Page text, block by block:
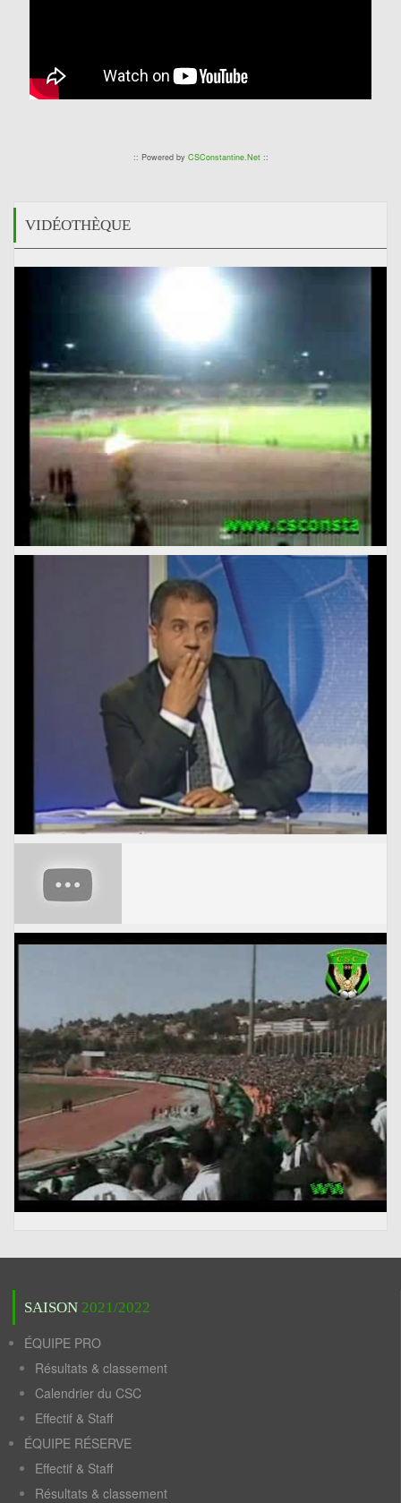
:: Powered by CSConstantine.Net::
VIDÉOTHÈQUE
SAISON 2021/2022
ÉQUIPE PRO
Résultats & classement
Calendrier du CSC
Effectif & Staff
ÉQUIPE RÉSERVE
Effectif & Staff
Résultats & classement